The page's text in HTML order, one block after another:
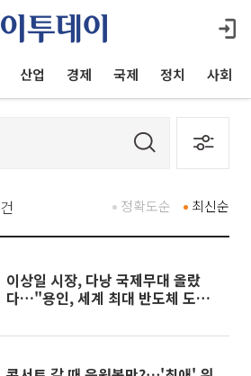
산업 경제 국제 정치 사회
건 최신순
정확도순
이상일 시장, 다낭 국제무대 올랐
다…"용인, 세계 최대 반도체 도시